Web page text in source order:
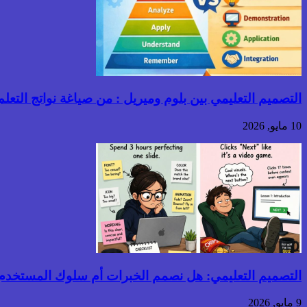
التصميم التعليمي بين بلوم وميريل : من صياغة نواتج
10 مايو, 2026
التصميم التعليمي: هل نصمم الخبرات أم سلوك
9 مايو, 2026